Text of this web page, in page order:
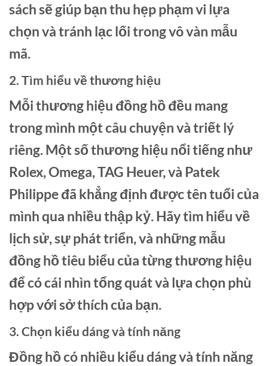
sách sẽ giúp bạn thu hẹp phạm vi lựa
chọn và tránh lạc lối trong vô vàn mẫu
mã.
2. Tìm hiểu về thương hiệu
Mỗi thương hiệu đồng hồ đều mang
trong mình một câu chuyện và triết lý
riêng. Một số thương hiệu nổi tiếng như
Rolex, Omega, TAG Heuer, và Patek
Philippe đã khẳng định được tên tuổi của
mình qua nhiều thập kỷ. Hãy tìm hiểu về
lịch sử, sự phát triển, và những mẫu
đồng hồ tiêu biểu của từng thương hiệu
để có cái nhìn tổng quát và lựa chọn phù
hợp với sở thích của bạn.
3. Chọn kiểu dáng và tính năng
Đồng hồ có nhiều kiểu dáng và tính năng